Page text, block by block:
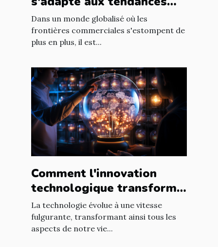
internationales du marché
en ligne
Dans un monde globalisé où les
frontières commerciales s'estompent de
plus en plus, il est...
Comment l'innovation
technologique transforme
les entreprises à l'échelle
mondiale
La technologie évolue à une vitesse
fulgurante, transformant ainsi tous les
aspects de notre vie...